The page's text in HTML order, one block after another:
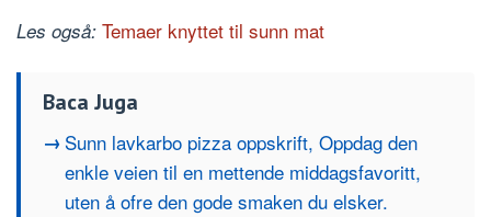
Les også: Temaer knyttet til sunn mat
Baca Juga
Sunn lavkarbo pizza oppskrift, Oppdag den
enkle veien til en mettende middagsfavoritt,
uten å ofre den gode smaken du elsker.